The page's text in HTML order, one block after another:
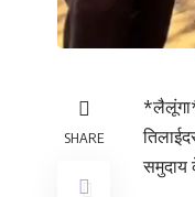
SHARE
समुदाय